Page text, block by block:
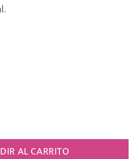
Catalíticas [COTONET]
AL CARRITO